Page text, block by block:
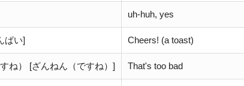
uh-huh, yes
ぱい] Cheers! (a toast)
ね） [ざんねん（ですね）] That's too bad